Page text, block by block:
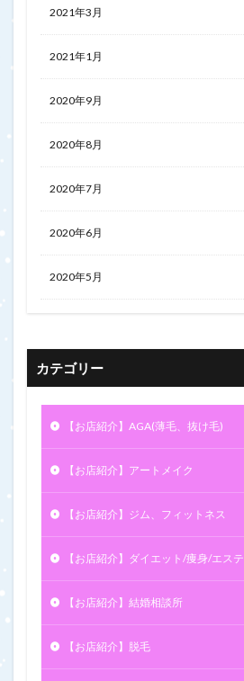
2021年3月
2021年1月
2020年9月
2020年8月
2020年7月
2020年6月
2020年5月
カテゴリー
【お店紹介】AGA(薄毛、抜け毛)
【お店紹介】アートメイク
【お店紹介】ジム、フィットネス
【お店紹介】ダイエット/痩身/エステ
【お店紹介】結婚相談所
【お店紹介】脱毛